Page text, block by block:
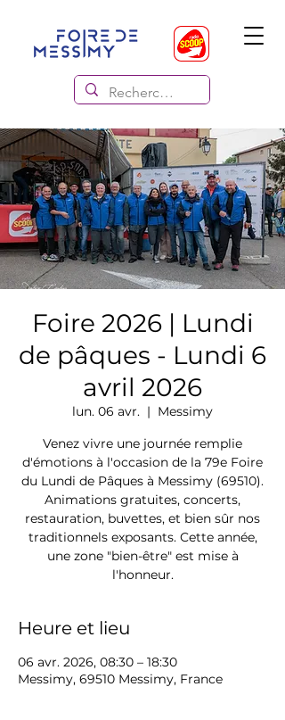
Foire 2026 | Lundi
de pâques - Lundi 6
avril 2026
lun. 06 avr.
  |
Messimy
Venez vivre une journée remplie
d'émotions à l'occasion de la 79e Foire
du Lundi de Pâques à Messimy (69510).
Animations gratuites, concerts,
restauration, buvettes, et bien sûr nos
traditionnels exposants. Cette année,
une zone "bien-être" est mise à
l'honneur.
Heure et lieu
06 avr. 2026, 08:30 – 18:30
Messimy, 69510 Messimy, France